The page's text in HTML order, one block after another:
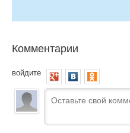
Комментарии
войдите